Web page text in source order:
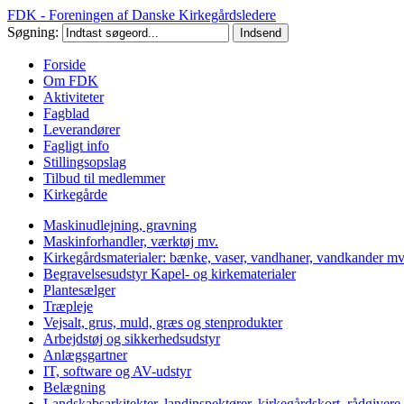
FDK - Foreningen af Danske Kirkegårdsledere
Søgning:
Forside
Om FDK
Aktiviteter
Fagblad
Leverandører
Fagligt info
Stillingsopslag
Tilbud til medlemmer
Kirkegårde
Maskinudlejning, gravning
Maskinforhandler, værktøj mv.
Kirkegårdsmaterialer: bænke, vaser, vandhaner, vandkander
Begravelsesudstyr Kapel- og kirkematerialer
Plantesælger
Træpleje
Vejsalt, grus, muld, græs og stenprodukter
Arbejdstøj og sikkerhedsudstyr
Anlægsgartner
IT, software og AV-udstyr
Belægning